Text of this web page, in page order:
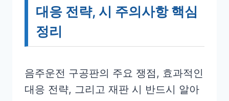
대응 전략, 시 주의사항 핵심
정리
음주운전 구공판의 주요 쟁점, 효과적인
대응 전략, 그리고 재판 시 반드시 알아